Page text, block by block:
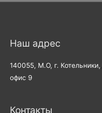
Наш адрес
140055, М.О, г.
офис 9
Контакты